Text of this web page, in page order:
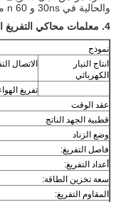
والحالية في 30ns و 60 n متطلبات IEC61000-4-2.
4. معلمات محاكي التفريغ الكهربائي:
نموذج
انتاج التيار
الكهربائي
الاتصال
تفريغ
عقد الوقت
قطبية الجهد الناتج
وضع الزناد
فاصل التفريغ:
أعداد التفريغ:
سعة تخزين الطاقة:
المقاوم التفريغ: